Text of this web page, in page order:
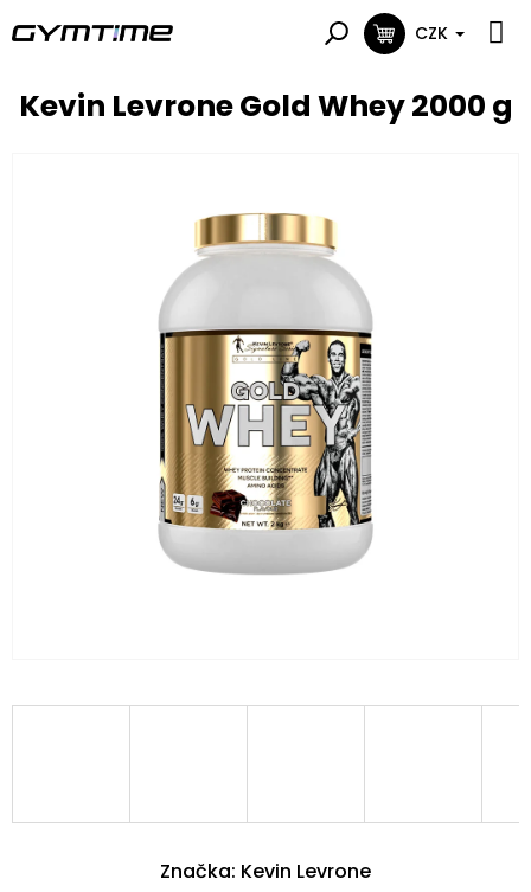
na
NÁKUPNÍ
CZK
Kevin Levrone Gold Whey 2000 g
Značka: Kevin Levrone